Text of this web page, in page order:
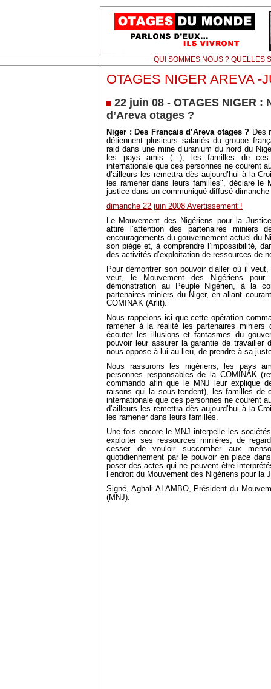
QUI SOMMES NOUS ? QUELLES
OTAGES NIGER AREVA -
22 juin 08 - OTAGES NIGER :
d’Areva otages ?
Niger : Des Français d’Areva otages ? Des
détiennent plusieurs salariés du groupe
raid dans une mine d’uranium du nord du
les pays amis (...), les familles de ces
internationale que ces personnes ne courent
d’ailleurs les remettra dès aujourd’hui à la
les ramener dans leurs familles", déclare le
justice dans un communiqué diffusé
dimanche 22 juin 2008 Avertissement !
Le Mouvement des Nigériens pour la
attiré l’attention des partenaires
encouragements du gouvernement actuel du
son piège et, à comprendre l’impossibilité,
des activités d’exploitation de ressources de
Pour démontrer son pouvoir d’aller où il
veut, le Mouvement des Nigériens
démonstration au Peuple Nigérien, à la
partenaires miniers du Niger, en allant
COMINAK (Arlit).
Nous rappelons ici que cette opération
ramener à la réalité les partenaires
écouter les illusions et fantasmes du
pouvoir leur assurer la garantie de travailler
nous oppose à lui au lieu, de prendre à sa
Nous rassurons les nigériens, les pays
personnes responsables de la COMINAK
commando afin que le MNJ leur explique
raisons qui la sous-tendent), les familles de
internationale que ces personnes ne courent
d’ailleurs les remettra dès aujourd’hui à la
les ramener dans leurs familles.
Une fois encore le MNJ interpelle les
exploiter ses ressources minières, de
cesser de vouloir succomber aux
quotidiennement par le pouvoir en place
poser des actes qui ne peuvent être
l’endroit du Mouvement des Nigériens pour la
Signé, Aghali ALAMBO, Président du
(MNJ).